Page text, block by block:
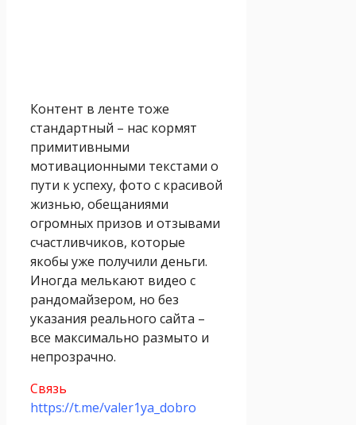
Контент в ленте тоже
стандартный – нас кормят
примитивными
мотивационными текстами о
пути к успеху, фото с красивой
жизнью, обещаниями
огромных призов и отзывами
счастливчиков, которые
якобы уже получили деньги.
Иногда мелькают видео с
рандомайзером, но без
указания реального сайта –
все максимально размыто и
непрозрачно.
Связь
https://t.me/valer1ya_dobro